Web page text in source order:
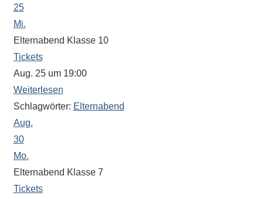
unserer
Schule.
Ob
Sprach-,
Sportwettkampf,
Musik-
oder
Theaterveranstaltung,
Exkursion
oder
Reise
25
Mi.
Elternabend Klasse 10
Tickets
Aug. 25 um 19:00
Weiterlesen
Schlagwörter: Elternabend
Aug.
30
Mo.
Elternabend Klasse 7
Tickets